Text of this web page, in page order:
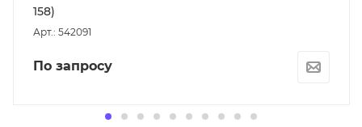
158)
Арт.: 542091
По запросу